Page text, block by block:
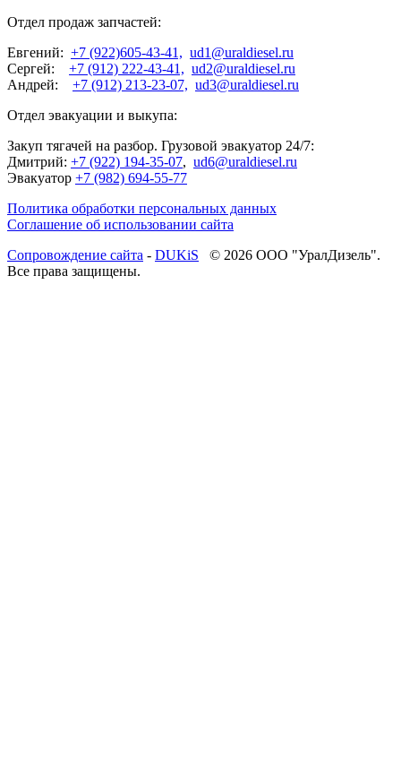
Отдел продаж запчастей:
Евгений: +7 (922)605-43-41, ud1@uraldiesel.ru
Сергей: +7 (912) 222-43-41, ud2@uraldiesel.ru
Андрей: +7 (912) 213-23-07, ud3@uraldiesel.ru
Отдел эвакуации и выкупа:
Закуп тягачей на разбор. Грузовой эвакуатор 24/7:
Дмитрий: +7 (922) 194-35-07, ud6@uraldiesel.ru
Эвакуатор +7 (982) 694-55-77
Политика обработки персональных данных
Соглашение об использовании сайта
Cопровождение сайта - DUKiS © 2026 ООО "УралДизель".
Все права защищены.